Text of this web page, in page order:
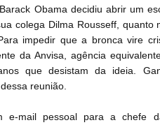
Obama decidiu abrir um
colega Dilma Rousseff, quanto
impedir que a bronca vire
da Anvisa, agência
que desistam da ideia.
reunião.
e-mail pessoal para a chefe